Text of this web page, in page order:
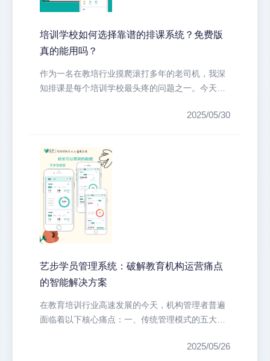
培训学校如何选择靠谱的排课系统？免费版
真的能用吗？
作为一名在教培行业摸爬滚打多年的老司机，我深
知排课是每个培训学校最头疼的问题之一。今天就
2025/05/30
艺步学员管理系统：破解教育机构运营痛点
的智能解决方案
在教育培训行业高速发展的今天，机构管理者普遍
面临着以下核心痛点：一、传统管理模式的五大痛
2025/05/26